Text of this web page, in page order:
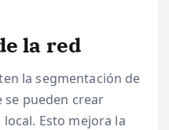
la red
la segmentación de
se pueden crear
Esto mejora la